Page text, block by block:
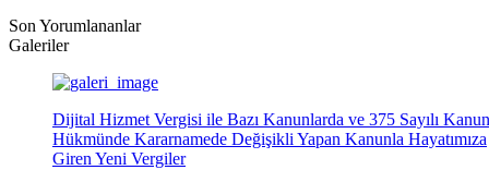
Son Yorumlananlar
Galeriler
Dijital Hizmet Vergisi ile Bazı Kanunlarda ve 375 Sayılı Kanun
Hükmünde Kararnamede Değişikli Yapan Kanunla Hayatımıza
Giren Yeni Vergiler